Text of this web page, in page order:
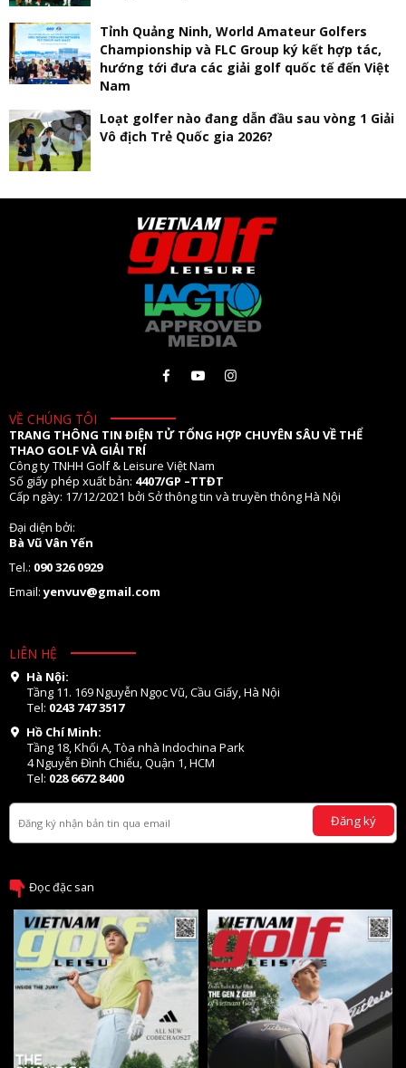
Tỉnh Quảng Ninh, World Amateur Golfers
Championship và FLC Group ký kết hợp tác,
hướng tới đưa các giải golf quốc tế đến Việt
Nam
Loạt golfer nào đang dẫn đầu sau vòng 1 Giải
Vô địch Trẻ Quốc gia 2026?
VỀ CHÚNG TÔI
TRANG THÔNG TIN ĐIỆN TỬ TỔNG HỢP CHUYÊN SÂU VỀ THỂ
THAO GOLF VÀ GIẢI TRÍ
Công ty TNHH Golf & Leisure Việt Nam
Số giấy phép xuất bản: 4407/GP –TTĐT
Cấp ngày: 17/12/2021 bởi Sở thông tin và truyền thông Hà Nội
Đại diện bởi:
Bà Vũ Vân Yến
Tel.: 090 326 0929
Email:yenvuv@gmail.com
LIÊN HỆ
Hà Nội:
Tầng 11. 169 Nguyễn Ngọc Vũ, Cầu Giấy, Hà Nội
Tel: 0243 747 3517
Hồ Chí Minh:
Tầng 18, Khối A, Tòa nhà Indochina Park
4 Nguyễn Đình Chiểu, Quận 1, HCM
Tel: 028 6672 8400
Đăng ký
Đọc đặc san